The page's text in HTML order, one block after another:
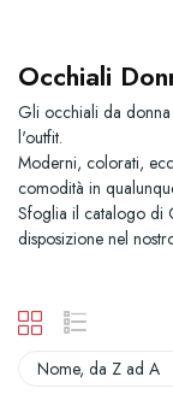
Occhiali
Gli occhiali da
l'outfit.
Moderni, colorati,
comodità in
Sfoglia il catalogo di
disposizione nel
Nome, da Z ad A